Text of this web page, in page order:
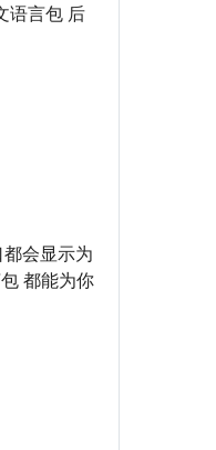
语言包 后
会显示为
都能为你